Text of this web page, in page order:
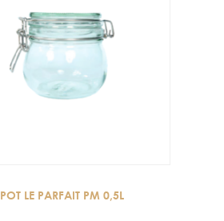
POT LE PARFAIT PM 0,5L